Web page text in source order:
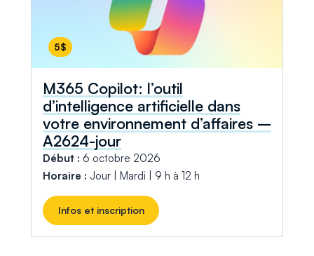
5$
M365 Copilot: l’outil
d’intelligence artificielle dans
votre environnement d’affaires –
A2624-jour
Début : 6 octobre 2026
Horaire : Jour | Mardi | 9 h à 12 h
Infos et inscription